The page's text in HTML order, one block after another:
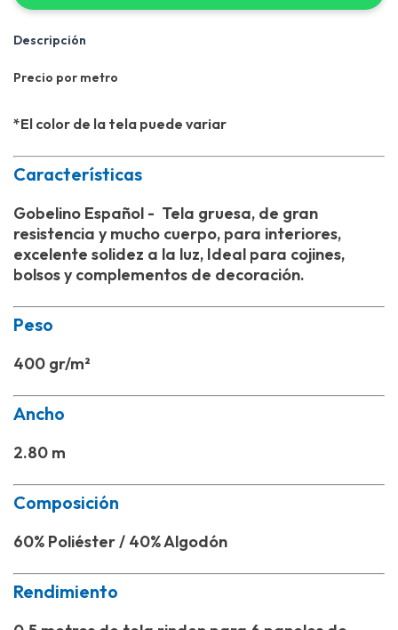
Descripción
Precio por metro
*El color de la tela puede variar
Características
Gobelino Español - Tela gruesa, de gran
resistencia y mucho cuerpo, para interiores,
excelente solidez a la luz, Ideal para cojines,
bolsos y complementos de decoración.
Peso
400 gr/m²
Ancho
2.80 m
Composición
60% Poliéster / 40% Algodón
Rendimiento